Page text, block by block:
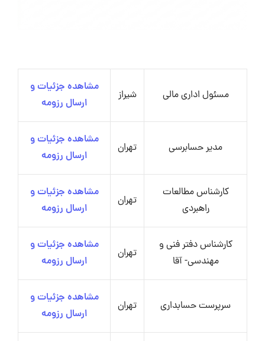
مسئول اداری مالی شیراز
مشاهده جزئیات و
ارسال رزومه
مدیر حسابرسی تهران
مشاهده جزئیات و
ارسال رزومه
کارشناس مطالعات
راهبردی
تهران
مشاهده جزئیات و
ارسال رزومه
کارشناس دفتر فنی و
مهندسی- آقا
تهران
مشاهده جزئیات و
ارسال رزومه
سرپرست حسابداری تهران
مشاهده جزئیات و
ارسال رزومه